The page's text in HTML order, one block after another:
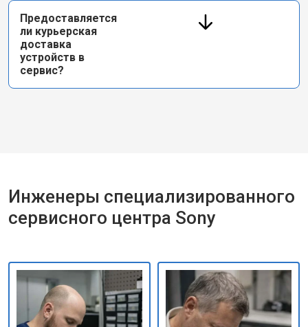
Предоставляется
ли курьерская
доставка
устройств в
сервис?
Инженеры специализированного
сервисного центра Sony